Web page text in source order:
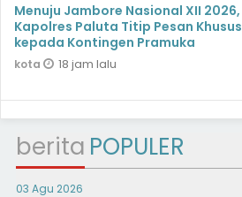
Menuju Jambore Nasional XII 2026,
Kapolres Paluta Titip Pesan Khusus
kepada Kontingen Pramuka
kota 18 jam lalu
berita POPULER
03 Agu 2026